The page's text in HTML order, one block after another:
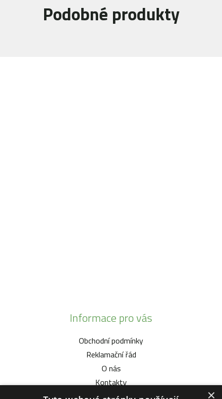
Podobné produkty
Informace pro vás
Obchodní podmínky
Reklamační řád
O nás
Kontakty
×